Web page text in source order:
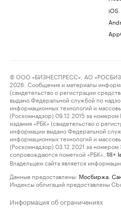
iOS
© ООО «БИЗНЕСПРЕСС», АО
2026. Сообщения и материалы
(свидетельство о регистрации
выдано Федеральной службой по
информационных технологий и
(Роскомнадзор) 09.12.2015 за
издания «РБК» (свидетельство о
информации выдано Федеральной
информационных технологий и
(Роскомнадзор) 03.12.2021 за
сопровождаются пометкой «РБК».
18+
Владельцем сайта является
Данные предоставлены: Мосбиржа
Индексы облигаций предоставлены
Информация об ограничениях